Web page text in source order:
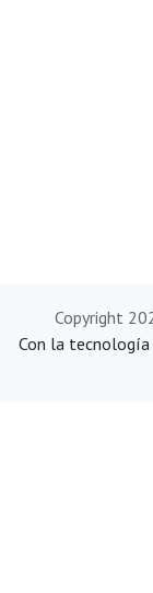
Copyright
Con la tecnología